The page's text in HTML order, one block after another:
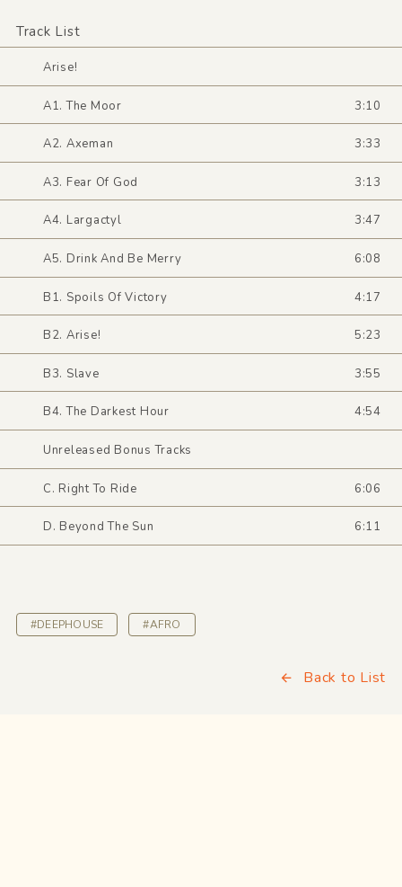
Track List
Arise!
A1. The Moor 3:10
A2. Axeman 3:33
A3. Fear Of God 3:13
A4. Largactyl 3:47
A5. Drink And Be Merry 6:08
B1. Spoils Of Victory 4:17
B2. Arise! 5:23
B3. Slave 3:55
B4. The Darkest Hour 4:54
Unreleased Bonus Tracks
C. Right To Ride 6:06
D. Beyond The Sun 6:11
#DEEPHOUSE #AFRO
Back to List